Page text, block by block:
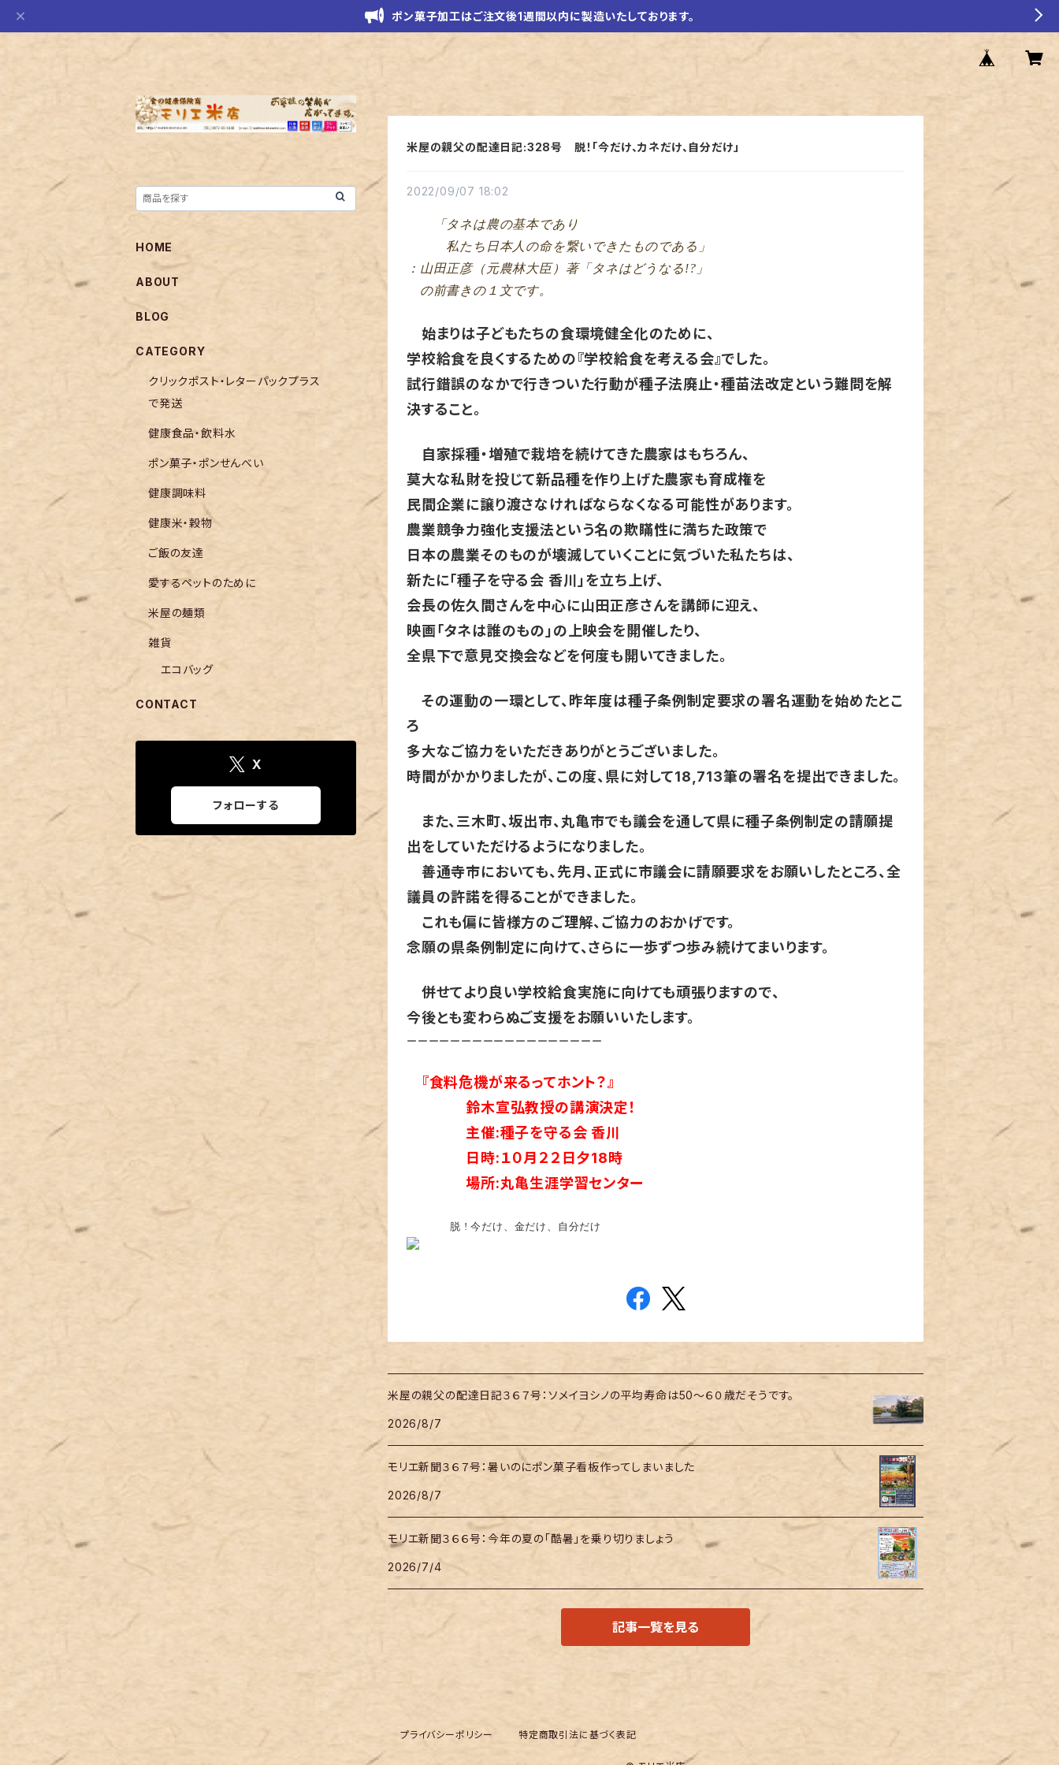
ポン菓子加工はご注文後1週間以内に製造いたしております。
米屋の親父の配達日記:328号 脱！「今だけ、カネだけ、自分だけ」
2022/09/07 18:02
「タネは農の基本であり
私たち日本人の命を繋いできたものである」
：山田正彦（元農林大臣）著「タネはどうなる!?」
の前書きの１文です。
始まりは子どもたちの食環境健全化のために、
学校給食を良くするための『学校給食を考える会』でした。
試行錯誤のなかで行きついた行動が種子法廃止・種苗法改定という難問を解
決すること。
自家採種・増殖で栽培を続けてきた農家はもちろん、
莫大な私財を投じて新品種を作り上げた農家も育成権を
民間企業に譲り渡さなければならなくなる可能性があります。
農業競争力強化支援法という名の欺瞞性に満ちた政策で
日本の農業そのものが壊滅していくことに気づいた私たちは、
新たに「種子を守る会 香川」を立ち上げ、
会長の佐久間さんを中心に山田正彦さんを講師に迎え、
映画「タネは誰のもの」の上映会を開催したり、
全県下で意見交換会などを何度も開いてきました。
その運動の一環として、昨年度は種子条例制定要求の署名運動を始めたとこ
ろ
多大なご協力をいただきありがとうございました。
時間がかかりましたが、この度、県に対して18,713筆の署名を提出できました。
また、三木町、坂出市、丸亀市でも議会を通して県に種子条例制定の請願提
出をしていただけるようになりました。
善通寺市においても、先月、正式に市議会に請願要求をお願いしたところ、全
議員の許諾を得ることができました。
これも偏に皆様方のご理解、ご協力のおかげです。
念願の県条例制定に向けて、さらに一歩ずつ歩み続けてまいります。
併せてより良い学校給食実施に向けても頑張りますので、
今後とも変わらぬご支援をお願いいたします。
ーーーーーーーーーーーーーーーーーー
『食料危機が来るってホント？』
鈴木宣弘教授の講演決定！
主催:種子を守る会 香川
日時:１０月２２日夕18時
場所:丸亀生涯学習センター
脱 ! 今だけ、金だけ、自分だけ
米屋の親父の配達日記３６７号：ソメイヨシノの平均寿命は50～６０歳だそうです。
2026/8/7
モリエ新聞３６７号：暑いのにポン菓子看板作ってしまいました
2026/8/7
モリエ新聞３６６号：今年の夏の「酷暑」を乗り切りましょう
2026/7/4
記事一覧を見る
HOME
ABOUT
BLOG
CATEGORY
クリックポスト・レターパックプラス
で発送
健康食品・飲料水
ポン菓子・ポンせんべい
健康調味料
健康米・穀物
ご飯の友達
愛するペットのために
米屋の麺類
雑貨
エコバッグ
CONTACT
X
フォローする
プライバシーポリシー 特定商取引法に基づく表記